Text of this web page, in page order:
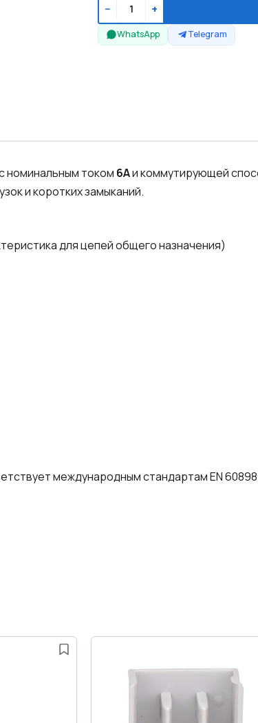
− +
WhatsApp Telegram
номинальным током 6Aи коммутирующей
и коротких замыканий.
для цепей общего назначения)
международным стандартам EN